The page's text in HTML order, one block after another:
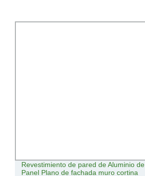
Revestimiento de pared de Aluminio de
Panel Plano de fachada muro cortina